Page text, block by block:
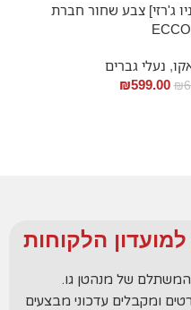
ג'רזי] צבע שחור חברת
ECCO
, נעלי גברים
₪
₪599.00
הלקוחות
המשתלם של מנהטן גו.
ומקבלים עדכוני מבצעים